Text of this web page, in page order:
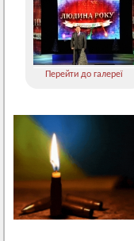
Перейти до галереї